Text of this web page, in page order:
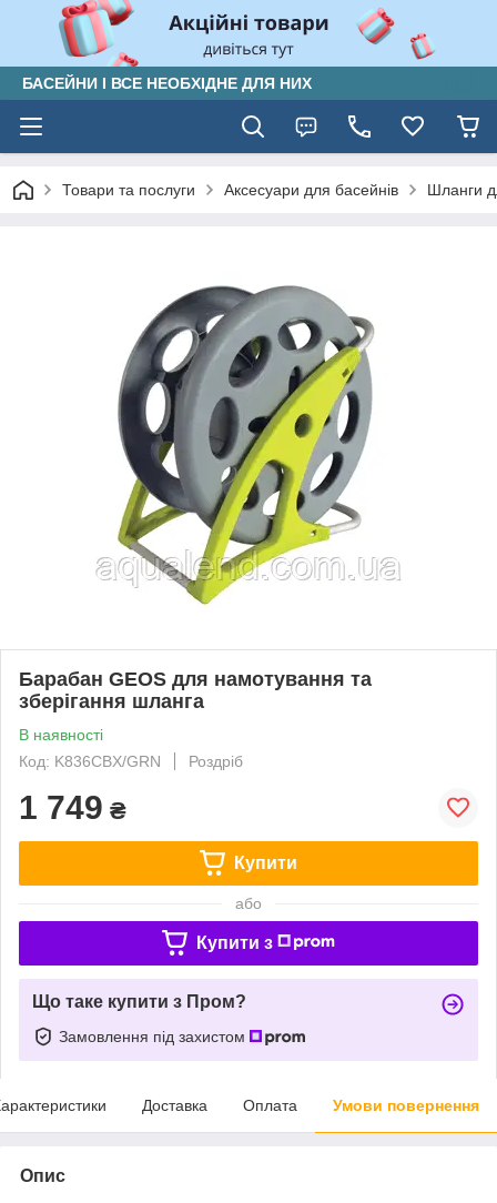
БАСЕЙНИ І ВСЕ НЕОБХІДНЕ ДЛЯ НИХ
Товари та послуги Аксесуари для басейнів Шланги
Барабан GEOS для намотування та
зберігання шланга
В наявності
Код: K836CBX/GRN
Роздріб
1 749 ₴
Купити
або
Купити з
Що таке купити з Пром?
Замовлення під захистом
Доставка Оплата Умови повернення
Опис